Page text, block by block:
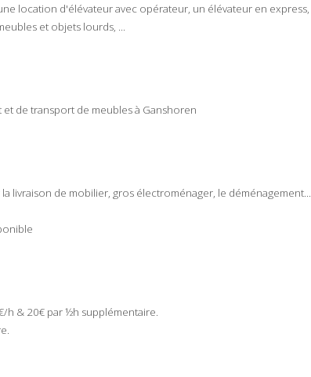
location d'élévateuravec opérateur, un élévateur en express,
et objets lourds, ...
et de transport de meublesà Ganshoren
livraison de mobilier, gros électroménager, le déménagement...
h & 20€ par ½h supplémentaire.